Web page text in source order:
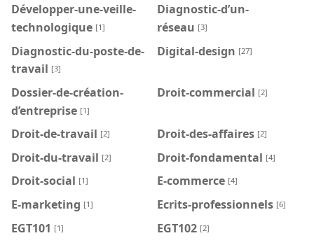
Développer-une-veille-
technologique [1]
Diagnostic-d’un-
réseau [3]
Diagnostic-du-poste-de-
travail [3]
Digital-design [27]
Dossier-de-création-
d’entreprise [1]
Droit-commercial [2]
Droit-de-travail [2] Droit-des-affaires [2]
Droit-du-travail [2] Droit-fondamental [4]
Droit-social [1] E-commerce [4]
E-marketing [1] Ecrits-professionnels [6]
EGT101 [1] EGT102 [2]